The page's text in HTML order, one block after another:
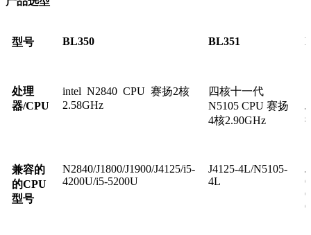
型号 BL350 BL351
处理
器/CPU
intel N2840 CPU 赛扬2核
2.58GHz
四核十一代
N5105 CPU 赛扬
4核2.90GHz
兼容的
的CPU
型号
N2840/J1800/J1900/J4125/i5-
4200U/i5-5200U
J4125-4L/N5105-
4L